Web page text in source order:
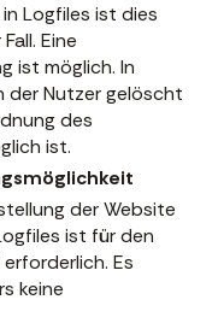
Logfiles ist dies
Eine
ist möglich. In
der Nutzer gelöscht
des
ist.
der Website
ist für den
Es
keine